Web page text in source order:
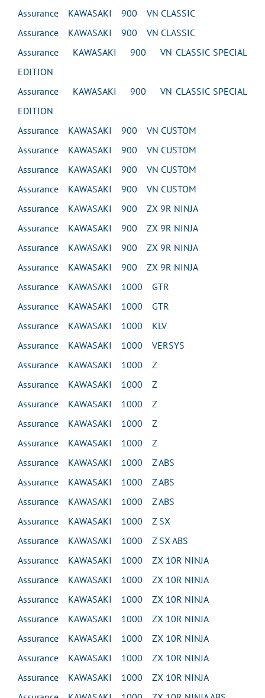
Assurance KAWASAKI 900 VN CLASSIC
Assurance KAWASAKI 900 VN CLASSIC
Assurance KAWASAKI 900 VN CLASSIC SPECIAL
EDITION
Assurance KAWASAKI 900 VN CLASSIC SPECIAL
EDITION
Assurance KAWASAKI 900 VN CUSTOM
Assurance KAWASAKI 900 VN CUSTOM
Assurance KAWASAKI 900 VN CUSTOM
Assurance KAWASAKI 900 VN CUSTOM
Assurance KAWASAKI 900 ZX 9R NINJA
Assurance KAWASAKI 900 ZX 9R NINJA
Assurance KAWASAKI 900 ZX 9R NINJA
Assurance KAWASAKI 900 ZX 9R NINJA
Assurance KAWASAKI 1000 GTR
Assurance KAWASAKI 1000 GTR
Assurance KAWASAKI 1000 KLV
Assurance KAWASAKI 1000 VERSYS
Assurance KAWASAKI 1000 Z
Assurance KAWASAKI 1000 Z
Assurance KAWASAKI 1000 Z
Assurance KAWASAKI 1000 Z
Assurance KAWASAKI 1000 Z
Assurance KAWASAKI 1000 Z ABS
Assurance KAWASAKI 1000 Z ABS
Assurance KAWASAKI 1000 Z ABS
Assurance KAWASAKI 1000 Z SX
Assurance KAWASAKI 1000 Z SX ABS
Assurance KAWASAKI 1000 ZX 10R NINJA
Assurance KAWASAKI 1000 ZX 10R NINJA
Assurance KAWASAKI 1000 ZX 10R NINJA
Assurance KAWASAKI 1000 ZX 10R NINJA
Assurance KAWASAKI 1000 ZX 10R NINJA
Assurance KAWASAKI 1000 ZX 10R NINJA
Assurance KAWASAKI 1000 ZX 10R NINJA